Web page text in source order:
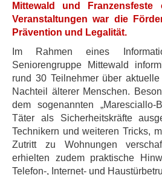
Mittewald und
Veranstaltungen war die
Prävention und Legalität.
Im Rahmen eines
Seniorengruppe Mittewald
rund 30 Teilnehmer über
Nachteil älterer Menschen.
dem sogenannten
Täter als Sicherheitskräfte
Technikern und weiteren Tricks,
Zutritt zu Wohnungen
erhielten zudem praktische
Telefon-, Internet- und